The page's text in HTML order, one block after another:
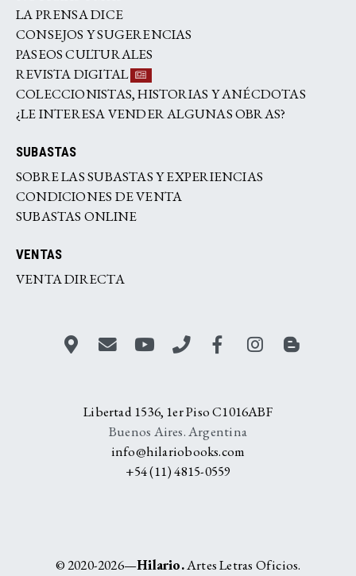
LA PRENSA DICE
CONSEJOS Y SUGERENCIAS
PASEOS CULTURALES
REVISTA DIGITAL
COLECCIONISTAS, HISTORIAS Y ANÉCDOTAS
¿LE INTERESA VENDER ALGUNAS OBRAS?
SUBASTAS
SOBRE LAS SUBASTAS Y EXPERIENCIAS
CONDICIONES DE VENTA
SUBASTAS ONLINE
VENTAS
VENTA DIRECTA
Libertad 1536, 1er Piso C1016ABF
Buenos Aires. Argentina
info@hilariobooks.com
+54 (11) 4815-0559
© 2020-2026—Hilario.Artes Letras Oficios.